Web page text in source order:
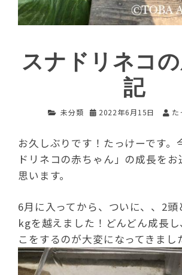
スナドリネコの
記
未分類 2022年6月15日 た
お久しぶりです！たっけーです。
ドリネコの赤ちゃん」の成長をお
思います。
6月に入ってから、ついに、、2頭
kgを越えました！どんどん成長
こをするのが大変になってきまし